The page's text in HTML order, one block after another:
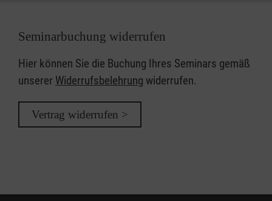
Seminarbuchung widerrufen
Hier können Sie die Buchung Ihres Seminars gemäß
unserer Widerrufsbelehrung widerrufen.
Vertrag widerrufen >